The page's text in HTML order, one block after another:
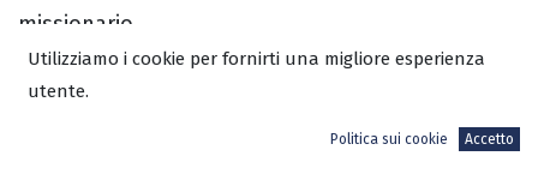
missionario.
Harrison Forman, esploratore, autore e
The New York Times, Times of
Utilizziamo i cookie per fornirti una migliore esperienza
utente.
Politica sui cookie Accetto